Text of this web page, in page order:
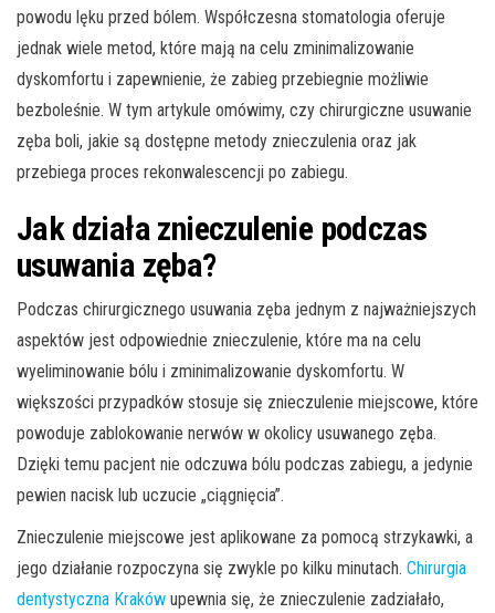
powodu lęku przed bólem. Współczesna stomatologia oferuje
jednak wiele metod, które mają na celu zminimalizowanie
dyskomfortu i zapewnienie, że zabieg przebiegnie możliwie
bezboleśnie. W tym artykule omówimy, czy chirurgiczne usuwanie
zęba boli, jakie są dostępne metody znieczulenia oraz jak
przebiega proces rekonwalescencji po zabiegu.
Jak działa znieczulenie podczas
usuwania zęba?
Podczas chirurgicznego usuwania zęba jednym z najważniejszych
aspektów jest odpowiednie znieczulenie, które ma na celu
wyeliminowanie bólu i zminimalizowanie dyskomfortu. W
większości przypadków stosuje się znieczulenie miejscowe, które
powoduje zablokowanie nerwów w okolicy usuwanego zęba.
Dzięki temu pacjent nie odczuwa bólu podczas zabiegu, a jedynie
pewien nacisk lub uczucie „ciągnięcia”.
Znieczulenie miejscowe jest aplikowane za pomocą strzykawki, a
jego działanie rozpoczyna się zwykle po kilku minutach. Chirurgia
dentystyczna Kraków upewnia się, że znieczulenie zadziałało,